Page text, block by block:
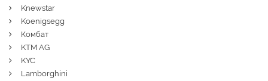
Knewstar
Koenigsegg
Комбат
KTM AG
KYC
Lamborghini